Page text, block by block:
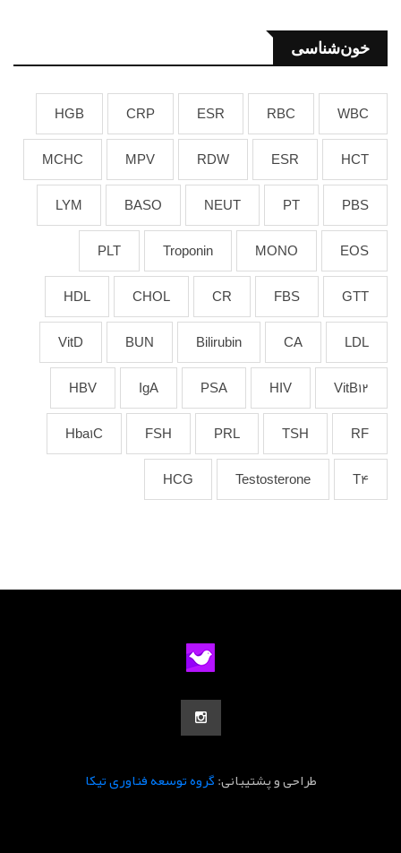
خون‌شناسی
WBC
RBC
ESR
CRP
HGB
HCT
ESR
RDW
MPV
MCHC
PBS
PT
NEUT
BASO
LYM
EOS
MONO
Troponin
PLT
GTT
FBS
CR
CHOL
HDL
LDL
CA
Bilirubin
BUN
VitD
VitB12
HIV
PSA
IgA
HBV
RF
TSH
PRL
FSH
Hba1C
T4
Testosterone
HCG
طراحی و پشتیبانی:گروه توسعه فناوری تیکا